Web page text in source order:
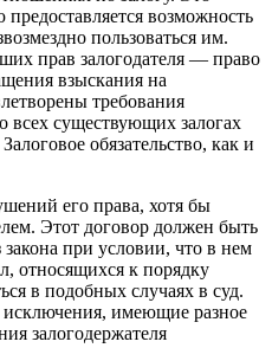
возможность
пользоваться им.
прав залогодателя — право
взыскания на
требования
всех суще­ствующих залогах
обязательство, как и
его права, хотя бы
Этот договор должен быть
при условии, что в нем
относящихся к порядку
в подобных случаях в суд.
исключения, имеющие разное
залогодержателя